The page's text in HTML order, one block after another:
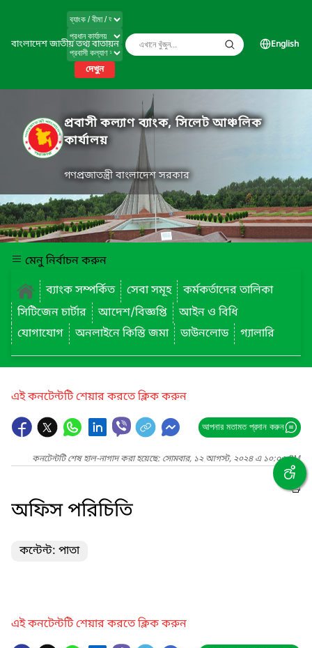
বাংলাদেশ জাতীয় তথ্য বাতায়ন
দেখুন
English
প্রবাসী কল্যাণ ব্যাংক, সিলেট আঞ্চলিক
কার্যালয়
গণপ্রজাতন্ত্রী বাংলাদেশ সরকার
মেনু নির্বাচন করুন
ব্যাংক সম্পর্কিত
সেবা সমূহ
কর্মকর্তাদের তালিকা
সিটিজেন চার্টার
আদেশ/বিজ্ঞপ্তি
আইন ও বিধি
যোগাযোগ
অনলাইনে কিস্তি জমা ডাউনলোড গ্যালারি
এই কনটেন্টটি শেয়ার করতে ক্লিক করুন
আপনার মতামত প্রদান করুন
কনটেন্টটি শেষ হাল-নাগাদ করা হয়েছে: সোমবার, ১২ আগস্ট, ২০২৪ এ ১০:০৩ PM
অফিস পরিচিতি
কন্টেন্ট: পাতা
এই কনটেন্টটি শেয়ার করতে ক্লিক করুন